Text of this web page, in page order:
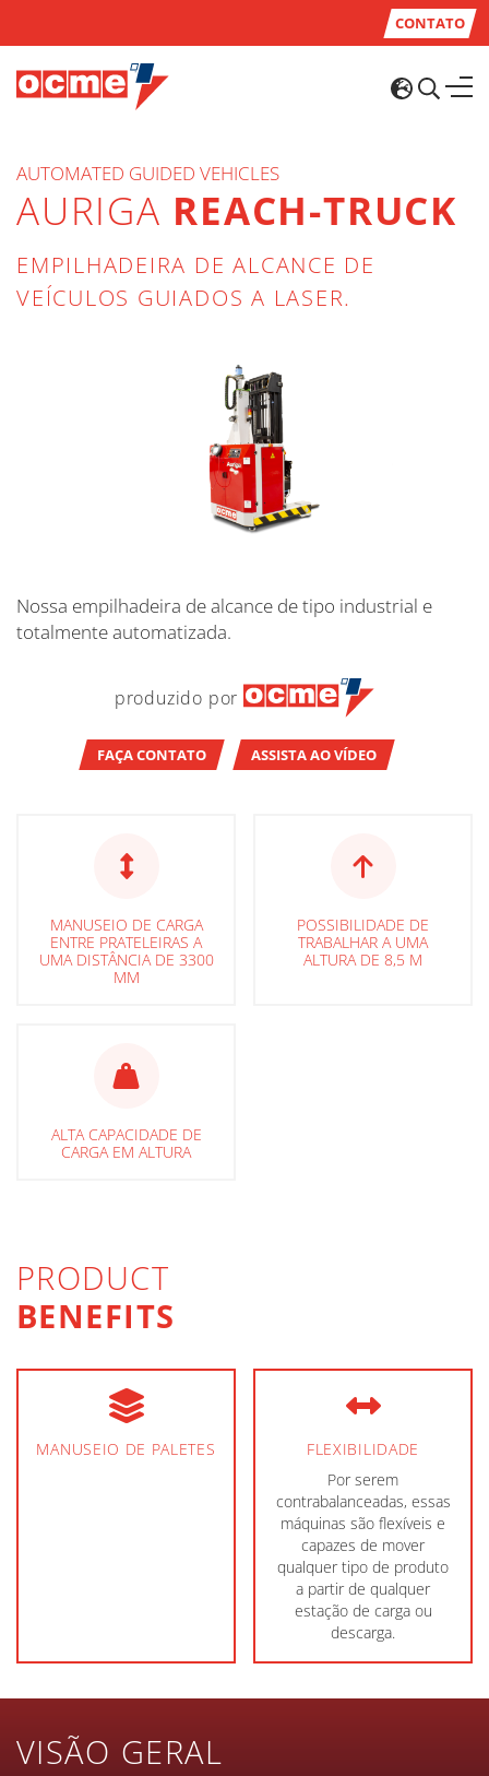
CONTATO
AUTOMATED GUIDED VEHICLES
AURIGA REACH-TRUCK
EMPILHADEIRA DE ALCANCE DE
VEÍCULOS GUIADOS A LASER.
Nossa empilhadeira de alcance de tipo industrial e
totalmente automatizada.
produzido por
FAÇA CONTATO ASSISTA AO VÍDEO
MANUSEIO DE CARGA
ENTRE PRATELEIRAS A
UMA DISTÂNCIA DE 3300
MM
POSSIBILIDADE DE
TRABALHAR A UMA
ALTURA DE 8,5 M
ALTA CAPACIDADE DE
CARGA EM ALTURA
PRODUCT
BENEFITS
MANUSEIO DE PALETES
FLEXIBILIDADE
Por serem
contrabalanceadas, essas
máquinas são flexíveis e
capazes de mover
qualquer tipo de produto
a partir de qualquer
estação de carga ou
descarga.
VISÃO GERAL